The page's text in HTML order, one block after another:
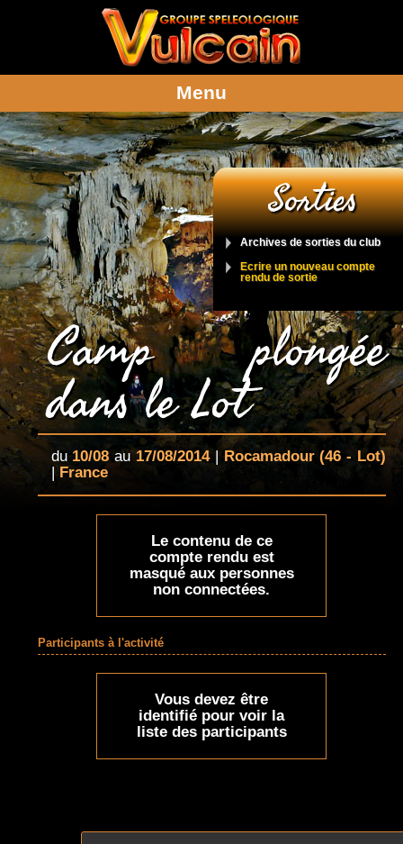
Menu
Sorties
Archives de sorties du club
Ecrire un nouveau compte
rendu de sortie
Camp plongée
dans le Lot
du 10/08 au 17/08/2014| Rocamadour (46 - Lot)
France
Le contenu de ce
compte rendu est
masqué aux personnes
non connectées.
Participants à l'activité
Vous devez être
identifié pour voir la
liste des participants